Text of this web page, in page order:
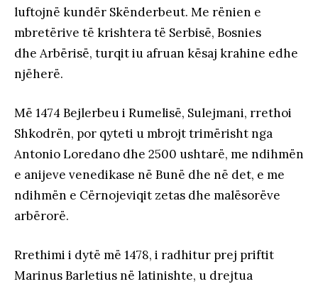
luftojnë kundër Skënderbeut. Me rënien e
mbretërive të krishtera të Serbisë, Bosnies
dhe Arbërisë, turqit iu afruan kësaj krahine edhe
njëherë.
Më 1474 Bejlerbeu i Rumelisë, Sulejmani, rrethoi
Shkodrën, por qyteti u mbrojt trimërisht nga
Antonio Loredano dhe 2500 ushtarë, me ndihmën
e anijeve venedikase në Bunë dhe në det, e me
ndihmën e Cërnojeviqit zetas dhe malësorëve
arbërorë.
Rrethimi i dytë më 1478, i radhitur prej priftit
Marinus Barletius në latinishte, u drejtua